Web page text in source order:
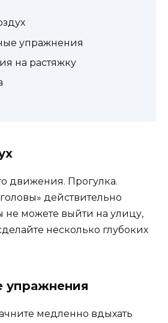
упражнения
на растяжку
движения. Прогулка.
действительно
не можете выйти на улицу,
несколько глубоких
упражнения
медленно вдыхать